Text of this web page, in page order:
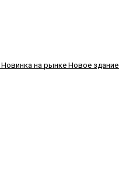
Новинка на рынке Новое здание